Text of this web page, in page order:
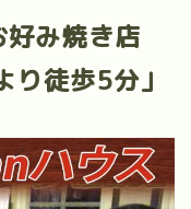
み焼き店
り徒歩5分」